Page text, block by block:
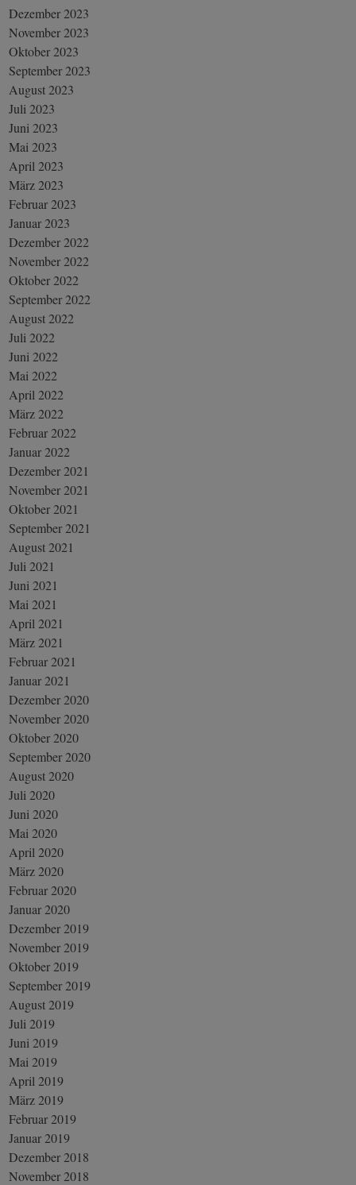
Dezember 2023
November 2023
Oktober 2023
September 2023
August 2023
Juli 2023
Juni 2023
Mai 2023
April 2023
März 2023
Februar 2023
Januar 2023
Dezember 2022
November 2022
Oktober 2022
September 2022
August 2022
Juli 2022
Juni 2022
Mai 2022
April 2022
März 2022
Februar 2022
Januar 2022
Dezember 2021
November 2021
Oktober 2021
September 2021
August 2021
Juli 2021
Juni 2021
Mai 2021
April 2021
März 2021
Februar 2021
Januar 2021
Dezember 2020
November 2020
Oktober 2020
September 2020
August 2020
Juli 2020
Juni 2020
Mai 2020
April 2020
März 2020
Februar 2020
Januar 2020
Dezember 2019
November 2019
Oktober 2019
September 2019
August 2019
Juli 2019
Juni 2019
Mai 2019
April 2019
März 2019
Februar 2019
Januar 2019
Dezember 2018
November 2018